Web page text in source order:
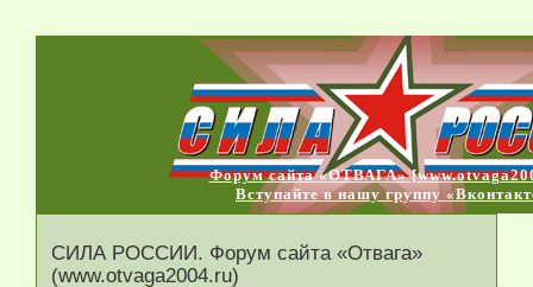
Форум сайта «ОТВАГА»
Вступайте в нашу группу
СИЛА РОССИИ. Форум сайта «Отвага»
(www.otvaga2004.ru)